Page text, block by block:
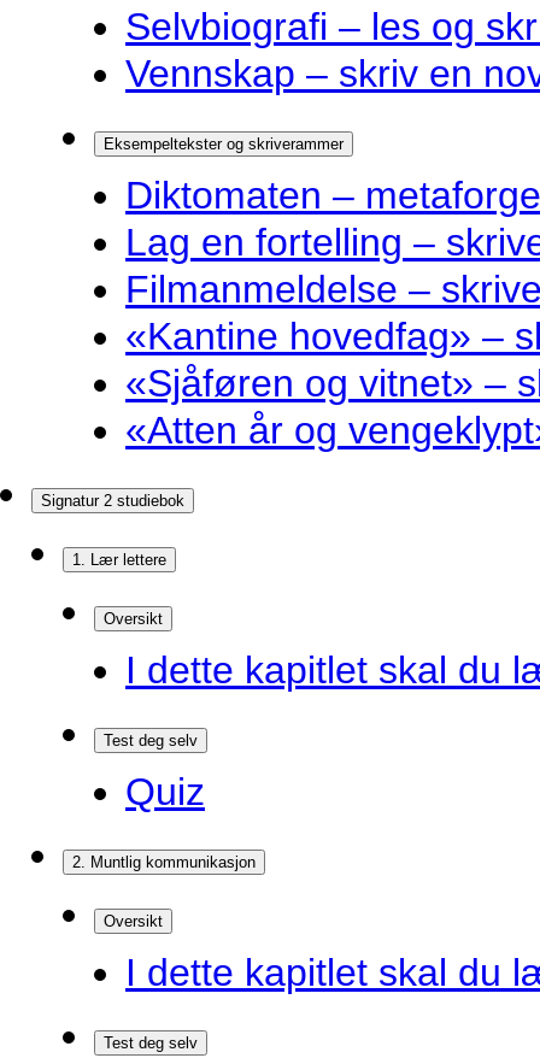
Selvbiografi – les og
Vennskap – skriv en
Eksempeltekster og skriverammer
Diktomaten –
Lag en fortelling –
Filmanmeldelse –
«Kantine hovedfag» –
«Sjåføren og vitnet» –
«Atten år og
Signatur 2 studiebok
1. Lær lettere
Oversikt
I dette kapitlet skal du
Test deg selv
Quiz
2. Muntlig kommunikasjon
Oversikt
I dette kapitlet skal du
Test deg selv